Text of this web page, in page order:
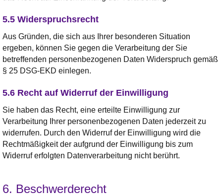
5.5 Widerspruchsrecht
Aus Gründen, die sich aus Ihrer besonderen Situation
ergeben, können Sie gegen die Verarbeitung der Sie
betreffenden personenbezogenen Daten Widerspruch gemäß
§ 25 DSG-EKD einlegen.
5.6 Recht auf Widerruf der Einwilligung
Sie haben das Recht, eine erteilte Einwilligung zur
Verarbeitung Ihrer personenbezogenen Daten jederzeit zu
widerrufen. Durch den Widerruf der Einwilligung wird die
Rechtmäßigkeit der aufgrund der Einwilligung bis zum
Widerruf erfolgten Datenverarbeitung nicht berührt.
6. Beschwerderecht